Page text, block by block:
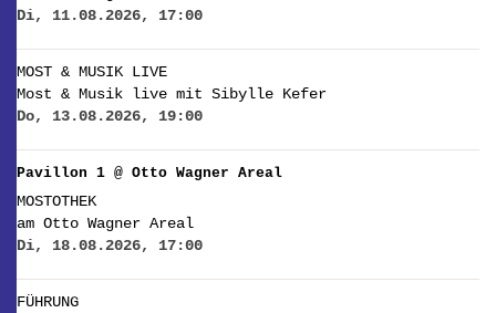
Di, 11.08.2026, 17:00
MOST & MUSIK LIVE
Most & Musik live mit Sibylle Kefer
Do, 13.08.2026, 19:00
Pavillon 1 @ Otto Wagner Areal
MOSTOTHEK
am Otto Wagner Areal
Di, 18.08.2026, 17:00
FÜHRUNG